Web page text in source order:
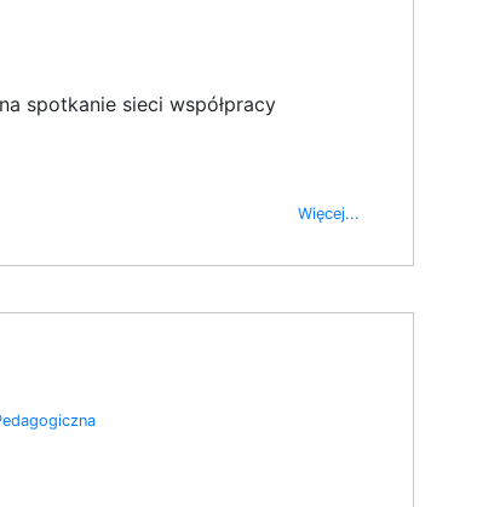
spotkanie sieci współpracy
Więcej...